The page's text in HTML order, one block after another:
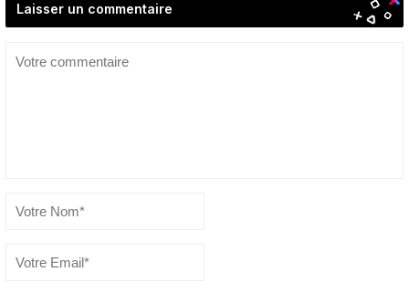
Laisser un commentaire